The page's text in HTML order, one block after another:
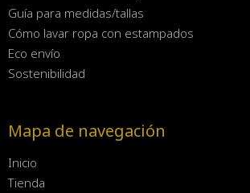
Guía para medidas/tallas
Cómo lavar ropa con estampados
Eco envío
Sostenibilidad
Mapa de navegación
Inicio
Tienda